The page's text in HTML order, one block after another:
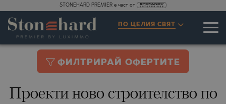
STONEHARD PREMIER е част от
ПО ЦЕЛИЯ СВЯТ
ФИЛТРИРАЙ ОФЕРТИТЕ
Проекти ново строителство по